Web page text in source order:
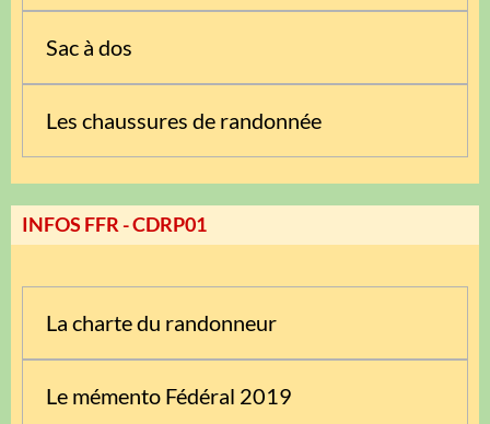
Sac à dos
Les chaussures de randonnée
INFOS FFR - CDRP01
La charte du randonneur
Le mémento Fédéral 2019